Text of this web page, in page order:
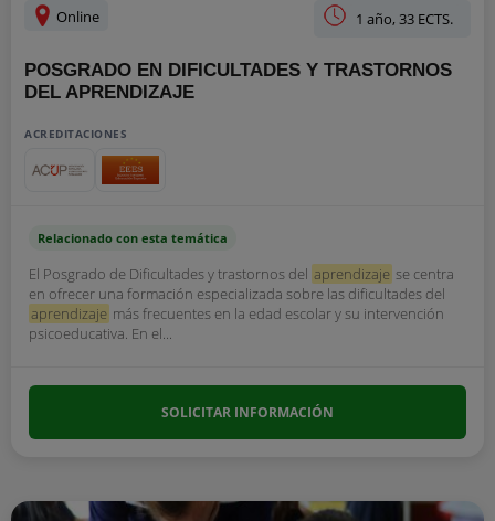
Online 1 año, 33 ECTS.
POSGRADO EN DIFICULTADES Y TRASTORNOS
DEL APRENDIZAJE
ACREDITACIONES
Relacionado con esta temática
El Posgrado de Dificultades y trastornos del aprendizaje se centra
en ofrecer una formación especializada sobre las dificultades del
aprendizaje más frecuentes en la edad escolar y su intervención
psicoeducativa. En el...
SOLICITAR INFORMACIÓN